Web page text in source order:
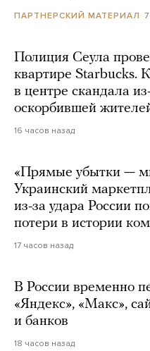
ПАРТНЕРСКИЙ МАТЕРИАЛ
Полиция Сеула
квартире Starbucks.
в центре скандала
оскорбившей
16 часов назад
«Прямые убытки —
Украинский
из-за удара России
потери в истории
17 часов назад
В России временно
«Яндекс», «Макс»,
и банков
18 часов назад